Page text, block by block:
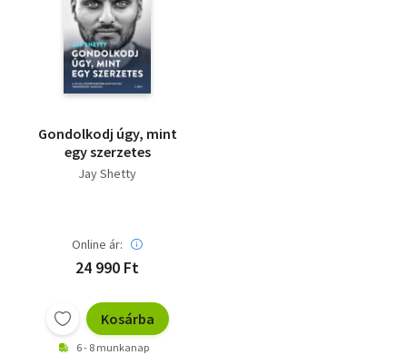
Gondolkodj úgy, mint
egy szerzetes
Jay Shetty
Online ár:
24 990 Ft
Kosárba
6 - 8 munkanap